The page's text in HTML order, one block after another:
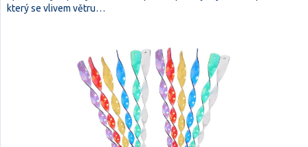
který se vlivem větru…